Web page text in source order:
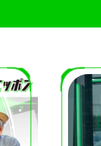
京大学
博多駅
年